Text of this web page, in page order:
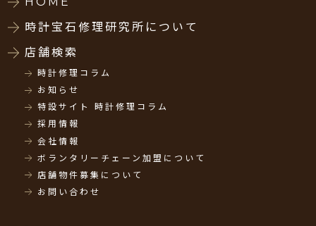
時計宝石修理研究所について
店舗検索
時計修理コラム
お知らせ
特設サイト 時計修理コラム
採用情報
会社情報
ボランタリーチェーン加盟について
店舗物件募集について
お問い合わせ